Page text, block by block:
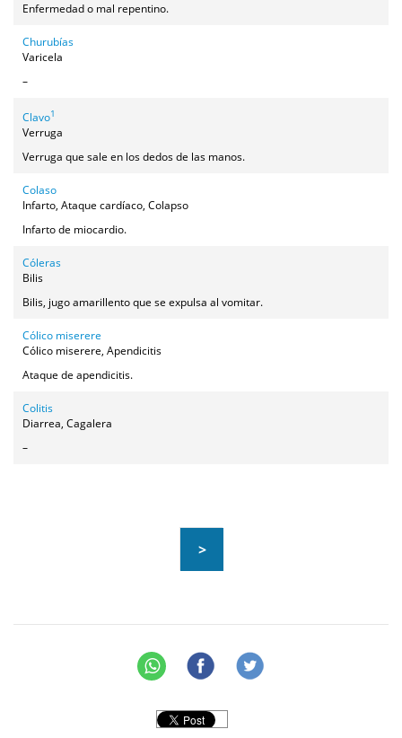
Enfermedad o mal repentino.
Churubías
Varicela
–
Clavo1
Verruga
Verruga que sale en los dedos de las manos.
Colaso
Infarto, Ataque cardíaco, Colapso
Infarto de miocardio.
Cóleras
Bilis
Bilis, jugo amarillento que se expulsa al vomitar.
Cólico miserere
Cólico miserere, Apendicitis
Ataque de apendicitis.
Colitis
Diarrea, Cagalera
–
>